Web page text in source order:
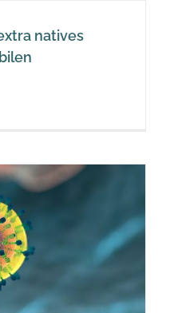
natives